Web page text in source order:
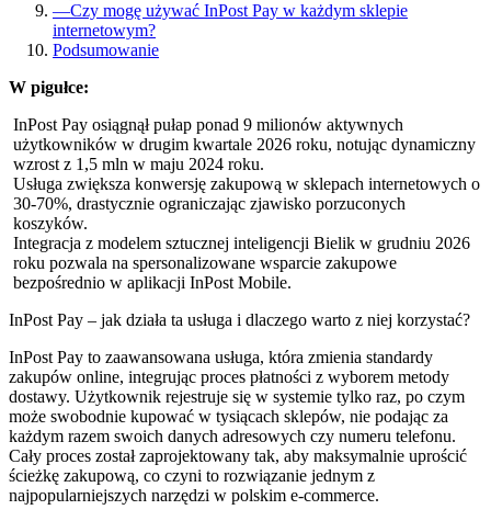
—Czy mogę używać InPost Pay w każdym sklepie
internetowym?
Podsumowanie
W pigułce:
InPost Pay osiągnął pułap ponad 9 milionów aktywnych
użytkowników w drugim kwartale 2026 roku, notując dynamiczny
wzrost z 1,5 mln w maju 2024 roku.
Usługa zwiększa konwersję zakupową w sklepach internetowych o
30-70%, drastycznie ograniczając zjawisko porzuconych
koszyków.
Integracja z modelem sztucznej inteligencji Bielik w grudniu 2026
roku pozwala na spersonalizowane wsparcie zakupowe
bezpośrednio w aplikacji InPost Mobile.
InPost Pay – jak działa ta usługa i dlaczego warto z niej korzystać?
InPost Pay to zaawansowana usługa, która zmienia standardy
zakupów online, integrując proces płatności z wyborem metody
dostawy. Użytkownik rejestruje się w systemie tylko raz, po czym
może swobodnie kupować w tysiącach sklepów, nie podając za
każdym razem swoich danych adresowych czy numeru telefonu.
Cały proces został zaprojektowany tak, aby maksymalnie uprościć
ścieżkę zakupową, co czyni to rozwiązanie jednym z
najpopularniejszych narzędzi w polskim e-commerce.